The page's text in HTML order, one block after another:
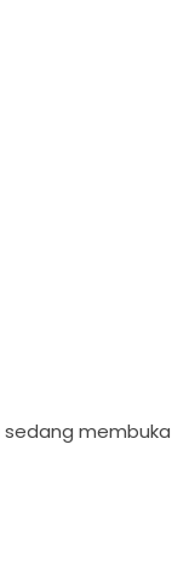
sedang membuka